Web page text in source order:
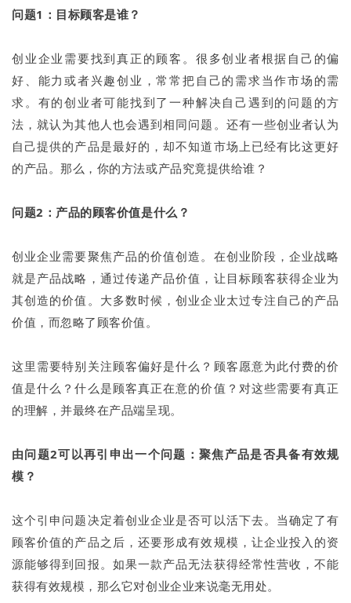
问题1：目标顾客是谁？
创业企业需要找到真正的顾客。很多创业者根据自己的偏
好、能力或者兴趣创业，常常把自己的需求当作市场的需
求。有的创业者可能找到了一种解决自己遇到的问题的方
法，就认为其他人也会遇到相同问题。还有一些创业者认为
自己提供的产品是最好的，却不知道市场上已经有比这更好
的产品。那么，你的方法或产品究竟提供给谁？
问题2：产品的顾客价值是什么？
创业企业需要聚焦产品的价值创造。在创业阶段，企业战略
就是产品战略，通过传递产品价值，让目标顾客获得企业为
其创造的价值。大多数时候，创业企业太过专注自己的产品
价值，而忽略了顾客价值。
这里需要特别关注顾客偏好是什么？顾客愿意为此付费的价
值是什么？什么是顾客真正在意的价值？对这些需要有真正
的理解，并最终在产品端呈现。
由问题2可以再引申出一个问题：聚焦产品是否具备有效规
模？
这个引申问题决定着创业企业是否可以活下去。当确定了有
顾客价值的产品之后，还要形成有效规模，让企业投入的资
源能够得到回报。如果一款产品无法获得经常性营收，不能
获得有效规模，那么它对创业企业来说毫无用处。